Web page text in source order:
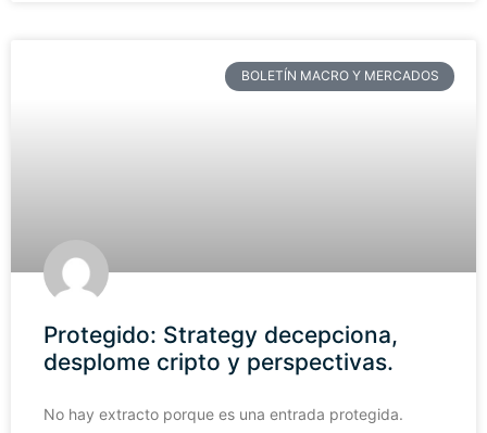
BOLETÍN MACRO Y MERCADOS
Protegido: Strategy decepciona,
desplome cripto y perspectivas.
No hay extracto porque es una entrada protegida.